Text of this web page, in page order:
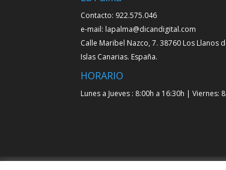
Contacto: 922.575.046
e-mail: lapalma@dicandigital.com
Calle Maribel Nazco, 7. 38760 Los Llanos
Islas Canarias. España.
HORARIO
Lunes a Jueves : 8:00h a 16:30h | Viernes: